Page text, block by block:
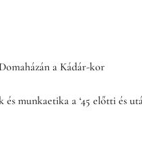
a Kádár-kor
munkaetika a ‘45 előtti és